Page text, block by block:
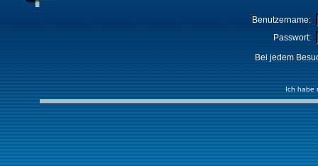
Benutzername:
Passwort:
Bei jedem
Ich habe